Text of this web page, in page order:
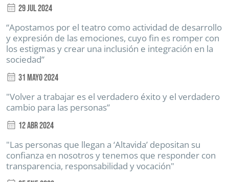
29 Jul 2024
“Apostamos por el teatro como actividad de desarrollo
y expresión de las emociones, cuyo fin es romper con
los estigmas y crear una inclusión e integración en la
sociedad”
31 Mayo 2024
"Volver a trabajar es el verdadero éxito y el verdadero
cambio para las personas”
12 Abr 2024
"Las personas que llegan a ‘Altavida’ depositan su
confianza en nosotros y tenemos que responder con
transparencia, responsabilidad y vocación"